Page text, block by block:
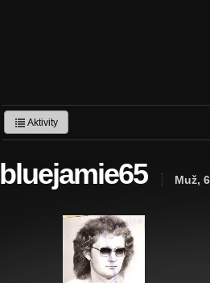
Aktivity
bluejamie65 Muž,